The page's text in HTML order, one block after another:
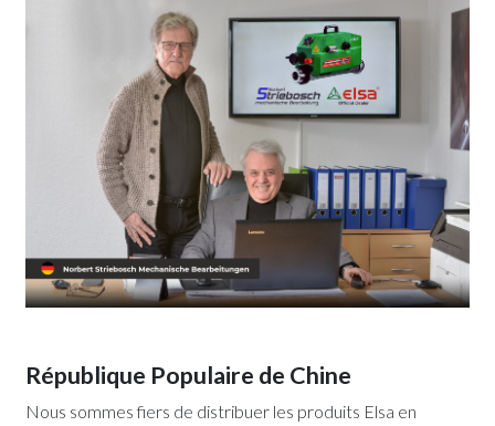
République Populaire de Chine
Nous sommes fiers de distribuer les produits Elsa en